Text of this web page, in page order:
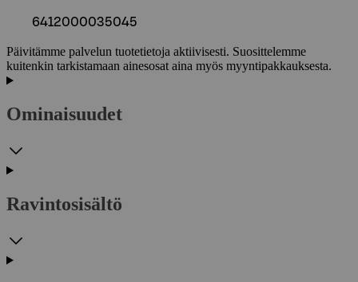
6412000035045
Päivitämme palvelun tuotetietoja aktiivisesti. Suosittelemme
kuitenkin tarkistamaan ainesosat aina myös myyntipakkauksesta.
Ominaisuudet
Ravintosisältö